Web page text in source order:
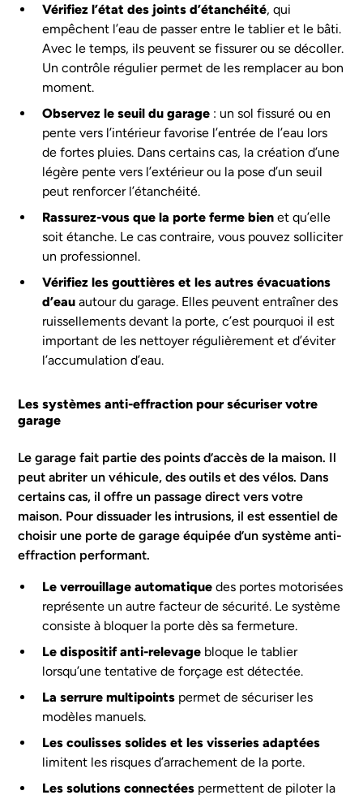
Vérifiez l’état des joints d’étanchéité, qui
empêchent l’eau de passer entre le tablier et le bâti.
Avec le temps, ils peuvent se fissurer ou se décoller.
Un contrôle régulier permet de les remplacer au bon
moment.
Observez le seuil du garage: un sol fissuré ou en
pente vers l’intérieur favorise l’entrée de l’eau lors
de fortes pluies. Dans certains cas, la création d’une
légère pente vers l’extérieur ou la pose d’un seuil
peut renforcer l’étanchéité.
Rassurez-vous que la porte ferme bienet qu’elle
soit étanche. Le cas contraire, vous pouvez solliciter
un professionnel.
Vérifiez les gouttières et les autres évacuations
d’eauautour du garage. Elles peuvent entraîner des
ruissellements devant la porte, c’est pourquoi il est
important de les nettoyer régulièrement et d’éviter
l’accumulation d’eau.
Les systèmes anti-effraction pour sécuriser votre
garage
Le garage fait partie des points d’accès de la maison. Il
peut abriter un véhicule, des outils et des vélos. Dans
certains cas, il offre un passage direct vers votre
maison. Pour dissuader les intrusions, il est essentiel de
choisir une porte de garage équipée d’un système anti-
effraction performant.
Le verrouillage automatiquedes portes motorisées
représente un autre facteur de sécurité. Le système
consiste à bloquer la porte dès sa fermeture.
Le dispositif anti-relevagebloque le tablier
lorsqu’une tentative de forçage est détectée.
La serrure multipointspermet de sécuriser les
modèles manuels.
Les coulisses solides et les visseries adaptées
limitent les risques d’arrachement de la porte.
Les solutions connectéespermettent de piloter la